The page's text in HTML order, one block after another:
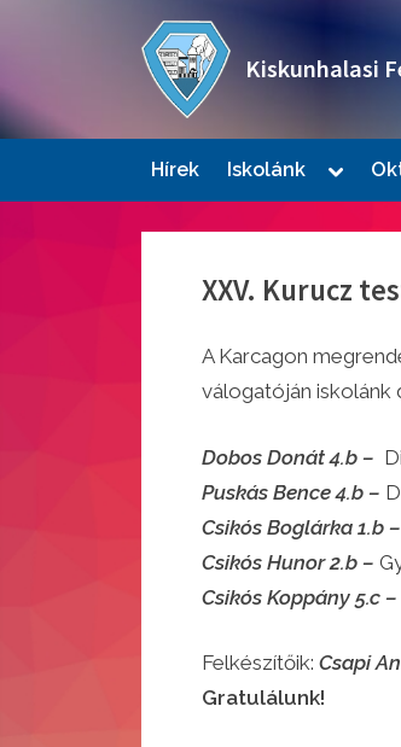
Kiskunhalasi
Hírek Iskolánk
Toggle
menu
XXV. Kurucz
A Karcagon
válogatóján iskolánk
Dobos Donát 4.b –
Puskás Bence4.b –
Csikós Boglárka 1.b –
Csikós Hunor 2.b –
Csikós Koppány 5.c –
Felkészítőik: Csapi
Gratulálunk!